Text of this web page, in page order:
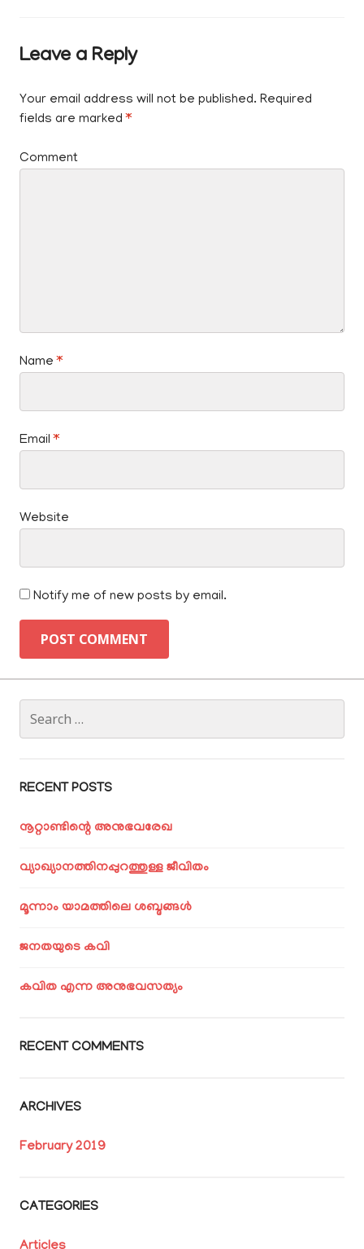
Leave a Reply
Your email address will not be published. Required
fields are marked*
Comment
Name*
Email*
Website
Notify me of new posts by email.
for:
RECENT POSTS
നൂറ്റാണ്ടിന്റെ അനുഭവരേഖ
വ്യാഖ്യാനത്തിനപ്പുറത്തുള്ള ജീവിതം
മൂന്നാം യാമത്തിലെ ശബ്ദങ്ങൾ
ജനതയുടെ കവി
കവിത എന്ന അനുഭവസത്യം
RECENT COMMENTS
ARCHIVES
February 2019
CATEGORIES